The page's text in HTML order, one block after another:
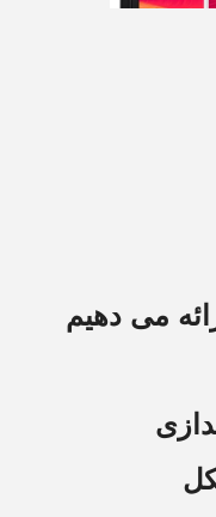
می دهیم